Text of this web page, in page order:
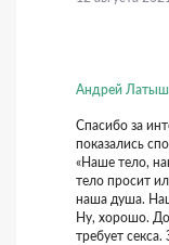
Андрей
Спасибо за
показались
«Наше тело,
тело просит
наша душа.
Ну, хорошо.
требует